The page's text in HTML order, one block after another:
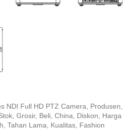
NDI Full HD PTZ Camera, Produsen,
Grosir, Beli, China, Diskon, Harga
Tahan Lama, Kualitas, Fashion